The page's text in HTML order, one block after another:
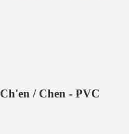
/ Chen - PVC